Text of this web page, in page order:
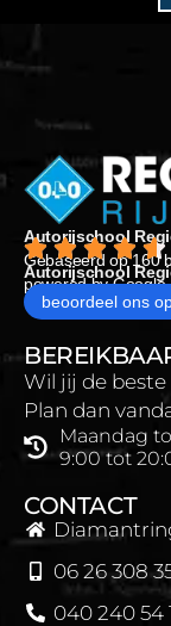
Autorijschool
Gebaseerd op 160
Autorijschool
powered by Google
beoordeel ons
Wil jij de
Plan dan
Maandag
9:00 tot
CONTACT
06 26 308
040 240 54